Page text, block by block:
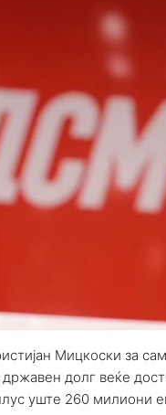
Мицкоски за
долг веќе
уште 260 милиони